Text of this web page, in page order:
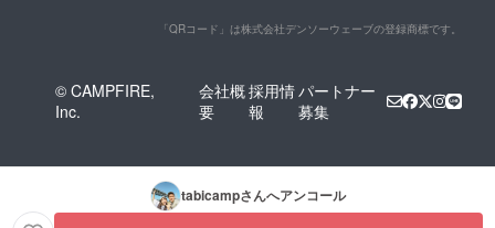
「QRコード」は株式会社デンソーウェーブの登録商標です。
© CAMPFIRE,
Inc.
会社概
要
採用情
報
パートナー
募集
tabicampさんへアンコール